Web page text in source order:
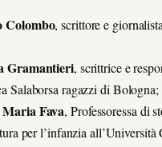
Colombo, scrittore e
Gramantieri, scrittrice e
Salaborsa ragazzi di Bologna;
Fava, Professoressa di
per l’infanzia